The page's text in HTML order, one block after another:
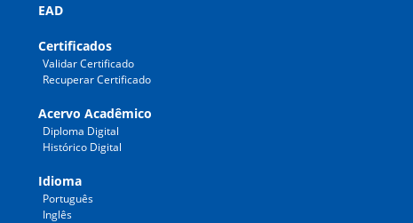
EAD
Certificados
Validar Certificado
Recuperar Certificado
Acervo Acadêmico
Diploma Digital
Histórico Digital
Idioma
Português
Inglês